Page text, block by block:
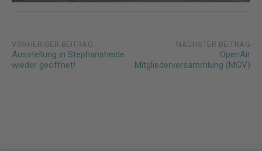
Post
navigation
VORHERIGER BEITRAG
Ausstellung in Stephansheide
wieder geöffnet!
NÄCHSTER BEITRAG
OpenAir
Mitgliederversammlung (MGV)